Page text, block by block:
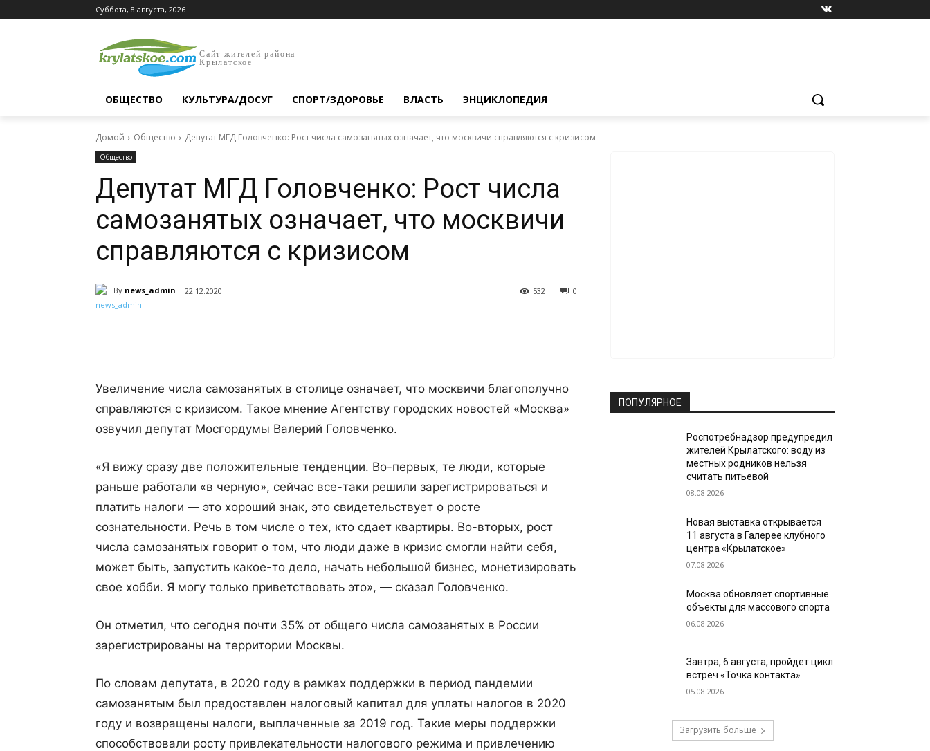
Суббота, 8 августа, 2026
Сайт жителей района
Крылатское
ОБЩЕСТВО КУЛЬТУРА/ДОСУГ СПОРТ/ЗДОРОВЬЕ ВЛАСТЬ ЭНЦИКЛОПЕДИЯ
Домой Общество Депутат МГД Головченко: Рост числа самозанятых означает, что москвичи справляются с кризисом
Общество
Депутат МГД Головченко: Рост числа
самозанятых означает, что москвичи
справляются с кризисом
By news_admin 22.12.2020 0
532
Увеличение числа самозанятых в столице означает, что москвичи благополучно
справляются с кризисом. Такое мнение Агентству городских новостей «Москва»
озвучил депутат Мосгордумы Валерий Головченко.
«Я вижу сразу две положительные тенденции. Во-первых, те люди, которые
раньше работали «в черную», сейчас все-таки решили зарегистрироваться и
платить налоги — это хороший знак, это свидетельствует о росте
сознательности. Речь в том числе о тех, кто сдает квартиры. Во-вторых, рост
числа самозанятых говорит о том, что люди даже в кризис смогли найти себя,
может быть, запустить какое-то дело, начать небольшой бизнес, монетизировать
свое хобби. Я могу только приветствовать это», — сказал Головченко.
Он отметил, что сегодня почти 35% от общего числа самозанятых в России
зарегистрированы на территории Москвы.
По словам депутата, в 2020 году в рамках поддержки в период пандемии
самозанятым был предоставлен налоговый капитал для уплаты налогов в 2020
году и возвращены налоги, выплаченные за 2019 год. Такие меры поддержки
способствовали росту привлекательности налогового режима и привлечению
ПОПУЛЯРНОЕ
Роспотребнадзор предупредил
жителей Крылатского: воду из
местных родников нельзя
считать питьевой
08.08.2026
Новая выставка открывается
11 августа в Галерее клубного
центра «Крылатское»
07.08.2026
Москва обновляет спортивные
объекты для массового спорта
06.08.2026
Завтра, 6 августа, пройдет цикл
встреч «Точка контакта»
05.08.2026
Загрузить больше